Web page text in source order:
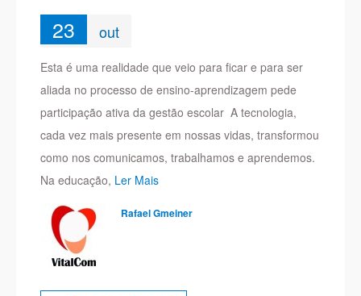
23 out
Esta é uma realidade que veio para ficar e para ser
aliada no processo de ensino-aprendizagem pede
participação ativa da gestão escolar A tecnologia,
cada vez mais presente em nossas vidas, transformou
como nos comunicamos, trabalhamos e aprendemos.
Na educação, Ler Mais
Rafael Gmeiner